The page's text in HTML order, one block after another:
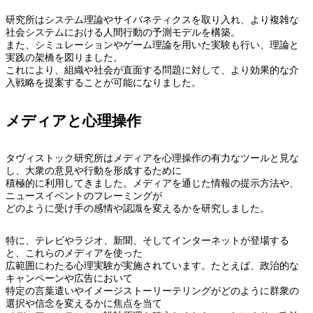
研究所はシステム理論やサイバネティクスを取り入れ、より複雑な
社会システムにおける人間行動の予測モデルを構築。
また、シミュレーションやゲーム理論を用いた実験も行い、理論と
実践の架橋を図りました。
これにより、組織や社会が直面する問題に対して、より効果的な介
入戦略を提案することが可能になりました。
メディアと心理操作
タヴィストック研究所はメディアを心理操作の有力なツールと見な
し、大衆の意見や行動を形成するために
積極的に利用してきました。メディアを通じた情報の提示方法や、
ニュースイベントのフレーミングが
どのように受け手の感情や認識を変えるかを研究しました。
特に、テレビやラジオ、新聞、そしてインターネットが登場する
と、これらのメディアを使った
広範囲にわたる心理実験が実施されています。たとえば、政治的な
キャンペーンや広告において
特定の言葉遣いやイメージストーリーテリングがどのように群衆の
選択や信念を変えるかに焦点を当て